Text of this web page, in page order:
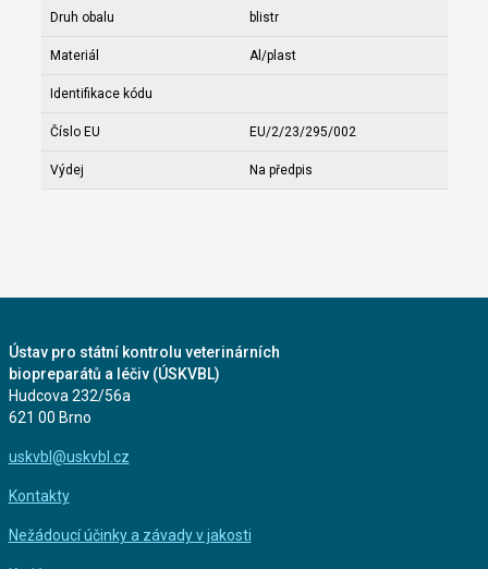
Druh obalu blistr
Materiál Al/plast
Identifikace kódu
Číslo EU EU/2/23/295/002
Výdej Na předpis
Ústav pro státní kontrolu veterinárních
biopreparátů a léčiv (ÚSKVBL)
Hudcova 232/56a
621 00 Brno
uskvbl@uskvbl.cz
Kontakty
Nežádoucí účinky a závady v jakosti